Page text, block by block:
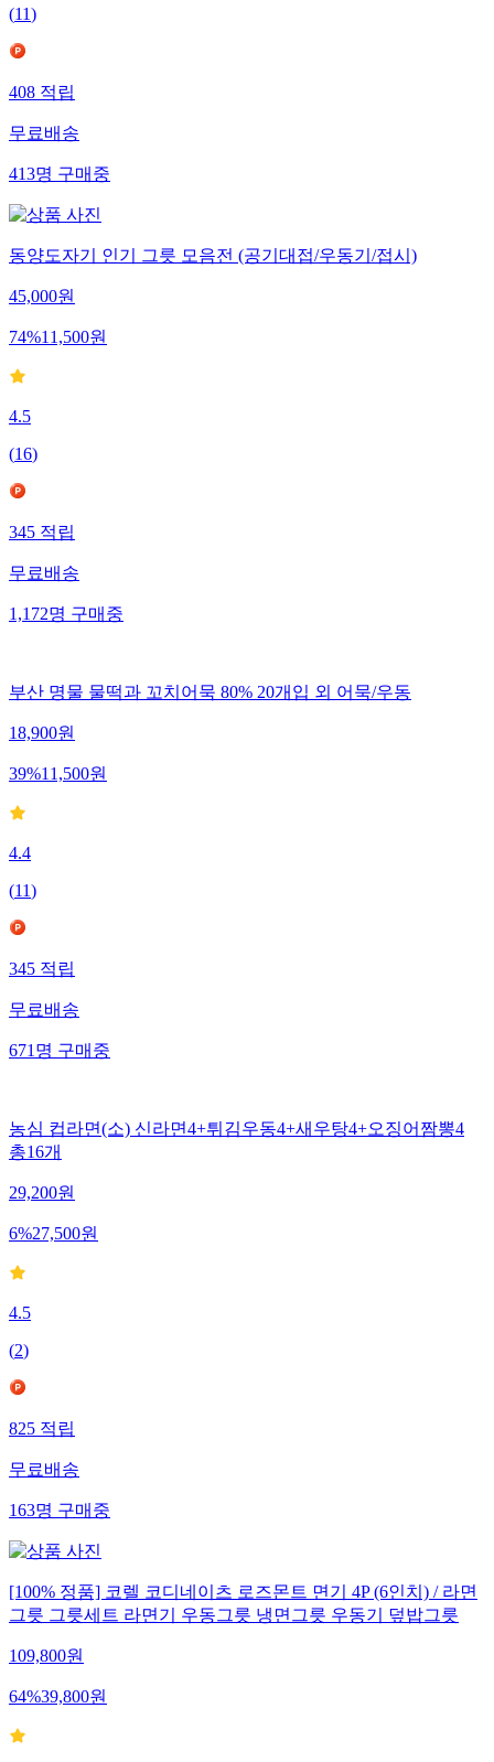
(11)
408적립
무료배송
413명구매중
동양도자기 인기 그릇 모음전 (공기대접/우동기/접시)
45,000원
74%11,500원
4.5
(16)
345적립
무료배송
1,172명구매중
부산 명물 물떡과 꼬치어묵 80% 20개입 외 어묵/우동
18,900원
39%11,500원
4.4
(11)
345적립
무료배송
671명구매중
농심 컵라면(소) 신라면4+튀김우동4+새우탕4+오징어짬뽕4
총16개
29,200원
6%27,500원
4.5
(2)
825적립
무료배송
163명구매중
[100% 정품] 코렐 코디네이츠 로즈몬트 면기 4P (6인치) / 라면
그릇 그릇세트 라면기 우동그릇 냉면그릇 우동기 덮밥그릇
109,800원
64%39,800원